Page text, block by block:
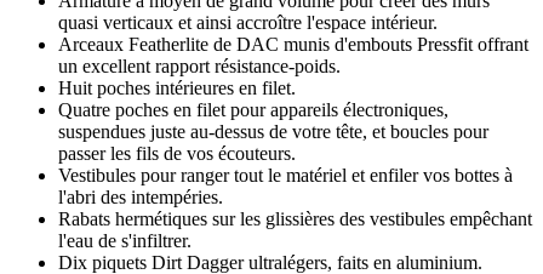
quasi verticaux et ainsi accroître l'espace intérieur.
Arceaux Featherlite de DAC munis d'embouts Pressfit offrant
un excellent rapport résistance-poids.
Huit poches intérieures en filet.
Quatre poches en filet pour appareils électroniques,
suspendues juste au-dessus de votre tête, et boucles pour
passer les fils de vos écouteurs.
Vestibules pour ranger tout le matériel et enfiler vos bottes à
l'abri des intempéries.
Rabats hermétiques sur les glissières des vestibules empêchant
l'eau de s'infiltrer.
Dix piquets Dirt Dagger ultralégers, faits en aluminium.